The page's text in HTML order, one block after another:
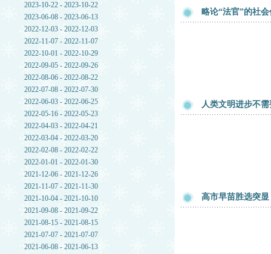
2023-10-22 - 2023-10-22
2023-06-08 - 2023-06-13
2022-12-03 - 2022-12-03
2022-11-07 - 2022-11-07
2022-10-01 - 2022-10-29
2022-09-05 - 2022-09-26
2022-08-06 - 2022-08-22
2022-07-08 - 2022-07-30
2022-06-03 - 2022-06-25
2022-05-16 - 2022-05-23
2022-04-03 - 2022-04-21
2022-03-04 - 2022-03-20
2022-02-08 - 2022-02-22
2022-01-01 - 2022-01-30
2021-12-06 - 2021-12-26
2021-11-07 - 2021-11-30
2021-10-04 - 2021-10-10
2021-09-08 - 2021-09-22
2021-08-15 - 2021-08-15
2021-07-07 - 2021-07-07
2021-06-08 - 2021-06-13
略论“法官”的社
人类文明进步不
高市早苗胜选突